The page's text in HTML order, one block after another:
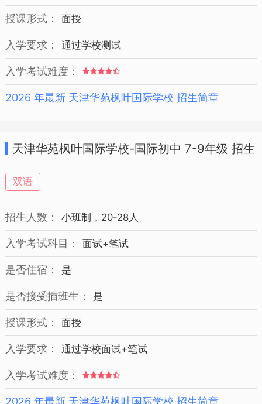
授课形式： 面授
入学要求： 通过学校测试
入学考试难度：
2026 年最新 天津华苑枫叶国际学校 招生简章
天津华苑枫叶国际学校-国际初中 7-9年级 招生
双语
招生人数： 小班制，20-28人
入学考试科目： 面试+笔试
是否住宿： 是
是否接受插班生： 是
授课形式： 面授
入学要求： 通过学校面试+笔试
入学考试难度：